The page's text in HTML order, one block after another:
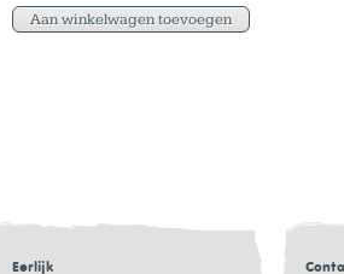
Eerlijk